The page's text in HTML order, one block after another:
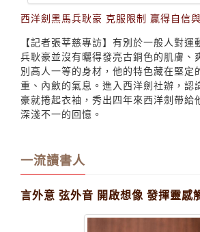
西洋劍黑馬兵耿豪 克服限制 贏得自信
【記者張莘慈專訪】有別於一般人對運
兵耿豪並沒有曬得發亮古銅色的肌膚、
別高人一等的身材，他的特色藏在堅定
重、內斂的氣息。進入西洋劍社辦，認
豪就捲起衣袖，秀出四年來西洋劍帶給
言外意 弦外音 開啟想像 發揮靈感